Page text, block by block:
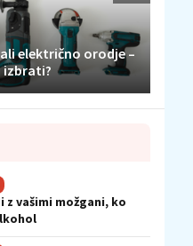
električno orodje –
izbrati?
z vašimi možgani, ko